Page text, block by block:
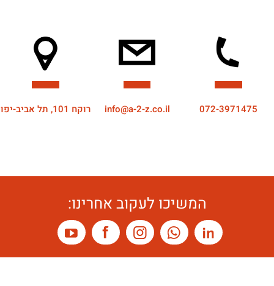
072-3971475
info@a-2-z.co.il רוקח 101, תל אביב-יפו
המשיכו לעקוב אחרינו: